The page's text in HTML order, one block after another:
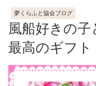
夢くらふと協会ブログ
風船好きの
最高のギフト